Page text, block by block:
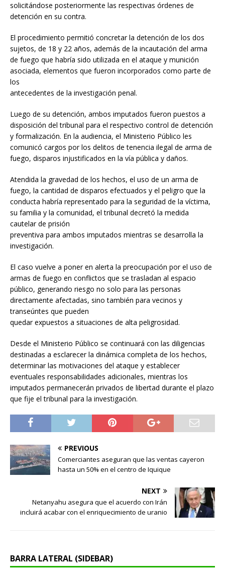
solicitándose posteriormente las respectivas órdenes de
detención en su contra.
El procedimiento permitió concretar la detención de los dos
sujetos, de 18 y 22 años, además de la incautación del arma
de fuego que habría sido utilizada en el ataque y munición
asociada, elementos que fueron incorporados como parte de
los
antecedentes de la investigación penal.
Luego de su detención, ambos imputados fueron puestos a
disposición del tribunal para el respectivo control de detención
y formalización. En la audiencia, el Ministerio Público les
comunicó cargos por los delitos de tenencia ilegal de arma de
fuego, disparos injustificados en la vía pública y daños.
Atendida la gravedad de los hechos, el uso de un arma de
fuego, la cantidad de disparos efectuados y el peligro que la
conducta habría representado para la seguridad de la víctima,
su familia y la comunidad, el tribunal decretó la medida
cautelar de prisión
preventiva para ambos imputados mientras se desarrolla la
investigación.
El caso vuelve a poner en alerta la preocupación por el uso de
armas de fuego en conflictos que se trasladan al espacio
público, generando riesgo no solo para las personas
directamente afectadas, sino también para vecinos y
transeúntes que pueden
quedar expuestos a situaciones de alta peligrosidad.
Desde el Ministerio Público se continuará con las diligencias
destinadas a esclarecer la dinámica completa de los hechos,
determinar las motivaciones del ataque y establecer
eventuales responsabilidades adicionales, mientras los
imputados permanecerán privados de libertad durante el plazo
que fije el tribunal para la investigación.
PREVIOUS
Comerciantes aseguran que las ventas cayeron
hasta un 50% en el centro de Iquique
NEXT
Netanyahu asegura que el acuerdo con Irán
incluirá acabar con el enriquecimiento de uranio
BARRA LATERAL (SIDEBAR)